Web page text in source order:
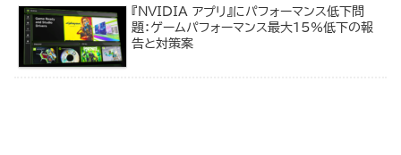
『NVIDIA アプリ』にパフォーマンス低下問
題：ゲームパフォーマンス最大15%低下の報
告と対策案